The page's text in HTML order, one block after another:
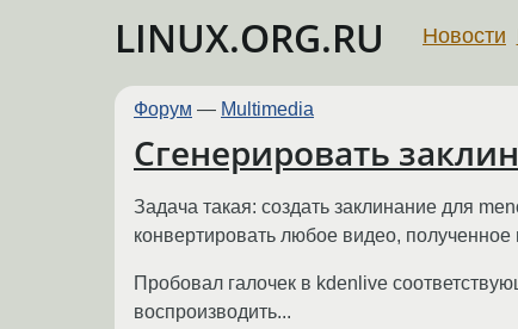
LINUX.ORG.RU Новости
Форум — Multimedia
Сгенерировать
Задача такая: создать заклинание для
конвертировать любое видео,
Пробовал галочек в kdenlive
воспроизводить...